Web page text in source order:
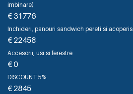
imbinare)
€ 31776
Inchideri, panouri sandwich pereti si acoperis
€ 22458
Accesorii, usi si ferestre
€ 0
DISCOUNT 5%
€ 2845